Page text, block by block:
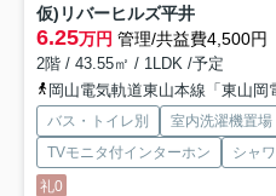
仮)リバーヒルズ平井
6.25万円 管理/共益費4,500円
2階 / 43.55㎡ / 1LDK /予定
岡山電気軌道東山本線「東山岡電ミュー
バス・トイレ別 室内洗濯機置場
TVモニタ付インターホン
シャ
礼0